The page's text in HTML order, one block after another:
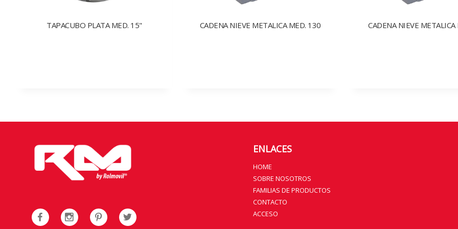
TAPACUBO PLATA MED. 15" CADENA NIEVE METALICA MED. 130 CADENA NIEVE
ENLACES
HOME
SOBRE NOSOTROS
FAMILIAS DE PRODUCTOS
CONTACTO
ACCESO